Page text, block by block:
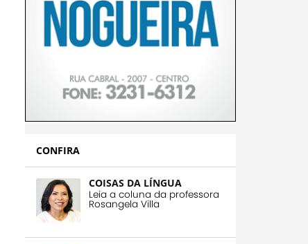
CONFIRA
COISAS DA LÍNGUA
Leia a coluna da professora
Rosangela Villa